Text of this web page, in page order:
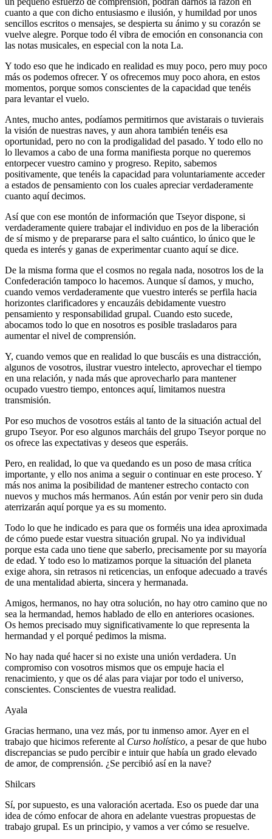
cuanto a que con dicho entusiasmo e ilusión, y humildad por unos
sencillos escritos o mensajes, se despierta su ánimo y su corazón se
vuelve alegre. Porque todo él vibra de emoción en consonancia con
las notas musicales, en especial con la nota La.
Y todo eso que he indicado en realidad es muy poco, pero muy poco
más os podemos ofrecer. Y os ofrecemos muy poco ahora, en estos
momentos, porque somos conscientes de la capacidad que tenéis
para levantar el vuelo.
Antes, mucho antes, podíamos permitirnos que avistarais o tuvierais
la visión de nuestras naves, y aun ahora también tenéis esa
oportunidad, pero no con la prodigalidad del pasado. Y todo ello no
lo llevamos a cabo de una forma manifiesta porque no queremos
entorpecer vuestro camino y progreso. Repito, sabemos
positivamente, que tenéis la capacidad para voluntariamente acceder
a estados de pensamiento con los cuales apreciar verdaderamente
cuanto aquí decimos.
Así que con ese montón de información que Tseyor dispone, si
verdaderamente quiere trabajar el individuo en pos de la liberación
de sí mismo y de prepararse para el salto cuántico, lo único que le
queda es interés y ganas de experimentar cuanto aquí se dice.
De la misma forma que el cosmos no regala nada, nosotros los de la
Confederación tampoco lo hacemos. Aunque sí damos, y mucho,
cuando vemos verdaderamente que vuestro interés se perfila hacia
horizontes clarificadores y encauzáis debidamente vuestro
pensamiento y responsabilidad grupal. Cuando esto sucede,
abocamos todo lo que en nosotros es posible trasladaros para
aumentar el nivel de comprensión.
Y, cuando vemos que en realidad lo que buscáis es una distracción,
algunos de vosotros, ilustrar vuestro intelecto, aprovechar el tiempo
en una relación, y nada más que aprovecharlo para mantener
ocupado vuestro tiempo, entonces aquí, limitamos nuestra
transmisión.
Por eso muchos de vosotros estáis al tanto de la situación actual del
grupo Tseyor. Por eso algunos marcháis del grupo Tseyor porque no
os ofrece las expectativas y deseos que esperáis.
Pero, en realidad, lo que va quedando es un poso de masa crítica
importante, y ello nos anima a seguir o continuar en este proceso. Y
más nos anima la posibilidad de mantener estrecho contacto con
nuevos y muchos más hermanos. Aún están por venir pero sin duda
aterrizarán aquí porque ya es su momento.
Todo lo que he indicado es para que os forméis una idea aproximada
de cómo puede estar vuestra situación grupal. No ya individual
porque esta cada uno tiene que saberlo, precisamente por su mayoría
de edad. Y todo eso lo matizamos porque la situación del planeta
exige ahora, sin retrasos ni reticencias, un enfoque adecuado a través
de una mentalidad abierta, sincera y hermanada.
Amigos, hermanos, no hay otra solución, no hay otro camino que no
sea la hermandad, hemos hablado de ello en anteriores ocasiones.
Os hemos precisado muy significativamente lo que representa la
hermandad y el porqué pedimos la misma.
No hay nada qué hacer si no existe una unión verdadera. Un
compromiso con vosotros mismos que os empuje hacia el
renacimiento, y que os dé alas para viajar por todo el universo,
conscientes. Conscientes de vuestra realidad.
Ayala
Gracias hermano, una vez más, por tu inmenso amor. Ayer en el
trabajo que hicimos referente al Curso holístico, a pesar de que hubo
discrepancias se pudo percibir e intuir que había un grado elevado
de amor, de comprensión. ¿Se percibió así en la nave?
Shilcars
Sí, por supuesto, es una valoración acertada. Eso os puede dar una
idea de cómo enfocar de ahora en adelante vuestras propuestas de
trabajo grupal. Es un principio, y vamos a ver cómo se resuelve.